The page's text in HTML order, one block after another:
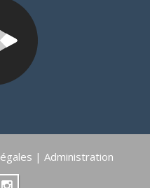
| Administration